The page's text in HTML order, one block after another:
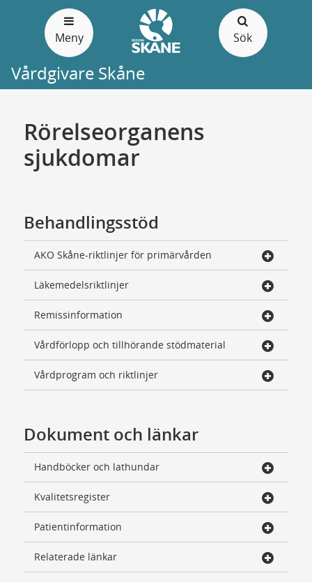
Meny Sök
Vårdgivare Skåne
Rörelseorganens
sjukdomar
Behandlingsstöd
AKO Skåne-riktlinjer för primärvården
Läkemedelsriktlinjer
Remissinformation
Vårdförlopp och tillhörande stödmaterial
Vårdprogram och riktlinjer
Dokument och länkar
Handböcker och lathundar
Kvalitetsregister
Patientinformation
Relaterade länkar